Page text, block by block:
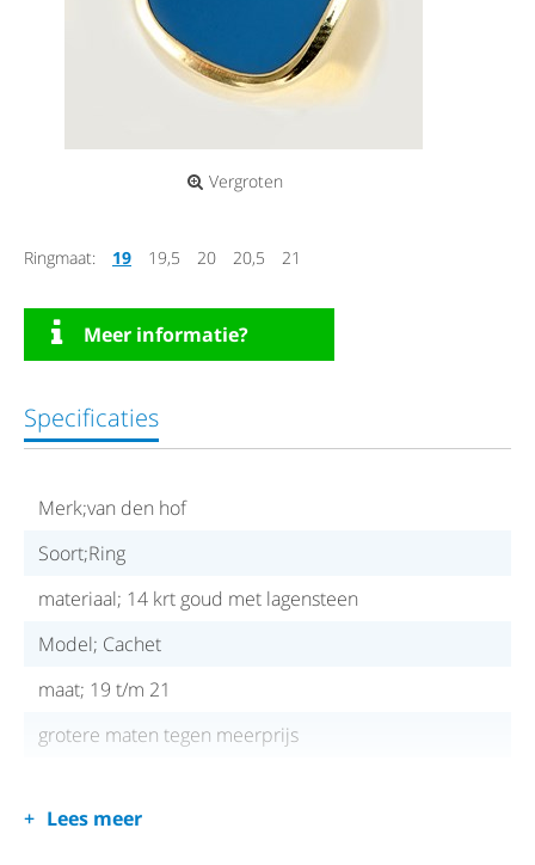
Vergroten
Ringmaat: 19 19,5 20 20,5 21
Meer informatie?
Specificaties
Merk;van den hof
Soort;Ring
materiaal; 14 krt goud met lagensteen
Model; Cachet
maat; 19 t/m 21
grotere maten tegen meerprijs
Lees meer